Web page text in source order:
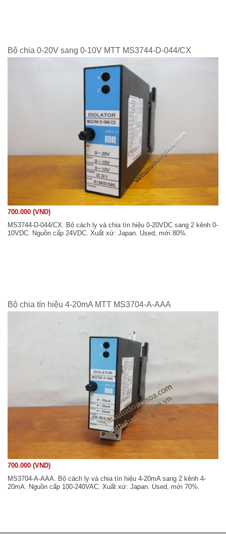
Bộ chia 0-20V sang 0-10V MTT MS3744-D-044/CX
700.000 (VND)
MS3744-D-044/CX. Bộ cách ly và chia tín hiệu 0-20VDC sang 2 kênh 0-
10VDC. Nguồn cấp 24VDC. Xuất xứ: Japan. Used, mới 80%.
Bộ chia tín hiệu 4-20mA MTT MS3704-A-AAA
700.000 (VND)
MS3704-A-AAA. Bộ cách ly và chia tín hiệu 4-20mA sang 2 kênh 4-
20mA. Nguồn cấp 100-240VAC. Xuất xứ: Japan. Used, mới 70%.